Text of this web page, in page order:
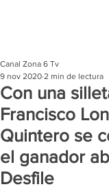
Con una
Francisco
Quintero se
el ganador
Desfile
Canal Zona 6 Tv
9 nov 2020 2 min de lectura